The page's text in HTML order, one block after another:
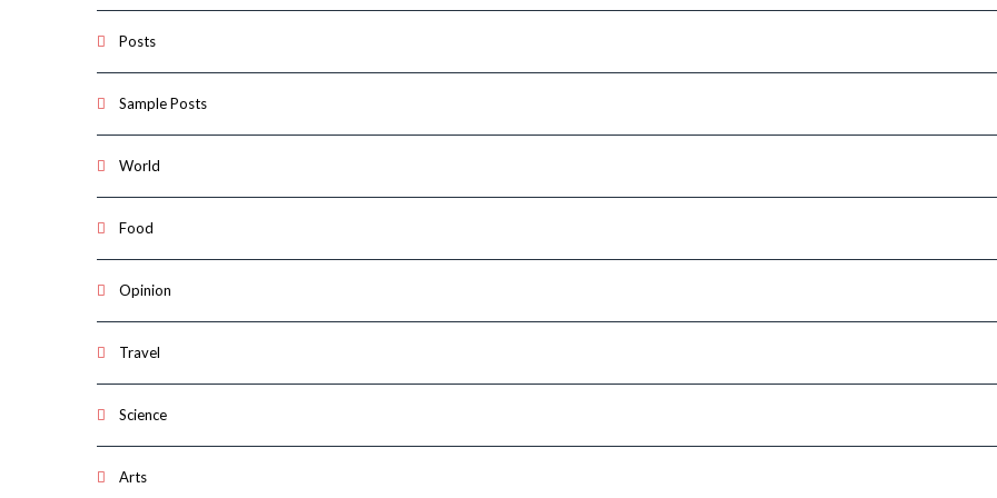
Posts
Sample Posts
World
Food
Opinion
Travel
Science
Arts